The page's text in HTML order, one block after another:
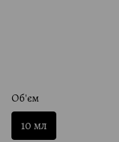
Об'єм
10 мл